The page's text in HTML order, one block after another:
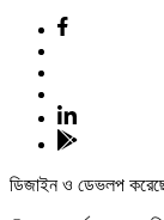
ডিজাইন ও ডেভলপ